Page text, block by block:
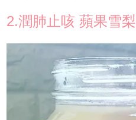
2.潤肺止咳 蘋果雪